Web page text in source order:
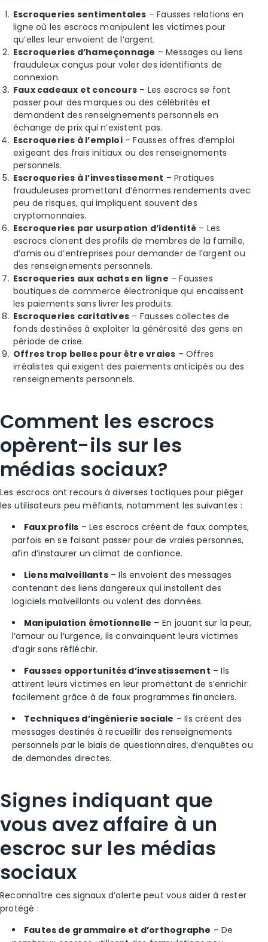
Escroqueries sentimentales – Fausses relations en
ligne où les escrocs manipulent les victimes pour
qu’elles leur envoient de l’argent.
Escroqueries d’hameçonnage – Messages ou liens
frauduleux conçus pour voler des identifiants de
connexion.
Faux cadeaux et concours – Les escrocs se font
passer pour des marques ou des célébrités et
demandent des renseignements personnels en
échange de prix qui n’existent pas.
Escroqueries à l’emploi– Fausses offres d’emploi
exigeant des frais initiaux ou des renseignements
personnels.
Escroqueries à l’investissement – Pratiques
frauduleuses promettant d’énormes rendements avec
peu de risques, qui impliquent souvent des
cryptomonnaies.
Escroqueries par usurpation d’identité– Les
escrocs clonent des profils de membres de la famille,
d’amis ou d’entreprises pour demander de l’argent ou
des renseignements personnels.
Escroqueries aux achats en ligne – Fausses
boutiques de commerce électronique qui encaissent
les paiements sans livrer les produits.
Escroqueries caritatives – Fausses collectes de
fonds destinées à exploiter la générosité des gens en
période de crise.
Offres trop belles pour être vraies – Offres
irréalistes qui exigent des paiements anticipés ou des
renseignements personnels.
Comment les escrocs
opèrent-ils sur les
médias sociaux?
Les escrocs ont recours à diverses tactiques pour piéger
les utilisateurs peu méfiants, notamment les suivantes :
Faux profils – Les escrocs créent de faux comptes,
parfois en se faisant passer pour de vraies personnes,
afin d’instaurer un climat de confiance.
Liens malveillants– Ils envoient des messages
contenant des liens dangereux qui installent des
logiciels malveillants ou volent des données.
Manipulation émotionnelle – En jouant sur la peur,
l’amour ou l’urgence, ils convainquent leurs victimes
d’agir sans réfléchir.
Fausses opportunités d’investissement – Ils
attirent leurs victimes en leur promettant de s’enrichir
facilement grâce à de faux programmes financiers.
Techniques d’ingénierie sociale – Ils créent des
messages destinés à recueillir des renseignements
personnels par le biais de questionnaires, d’enquêtes ou
de demandes directes.
Signes indiquant que
vous avez affaire à un
escroc sur les médias
sociaux
Reconnaître ces signaux d’alerte peut vous aider à rester
protégé :
Fautes de grammaire et d’orthographe – De